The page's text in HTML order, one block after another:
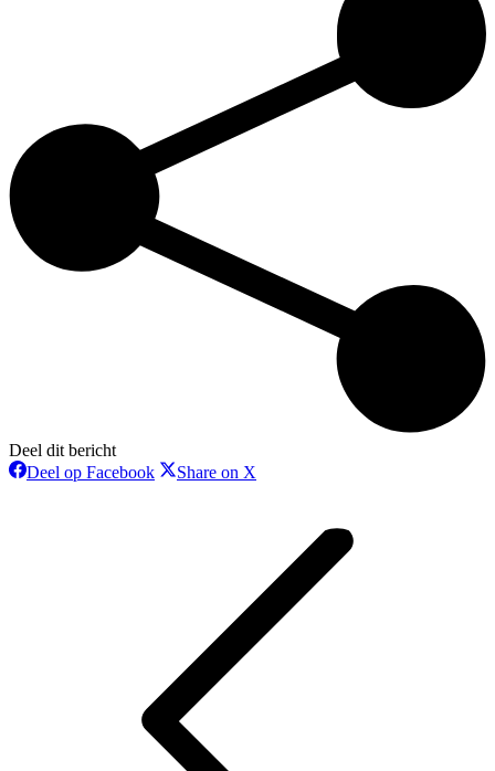
Deel dit bericht
Deel op FacebookDeelShare on X